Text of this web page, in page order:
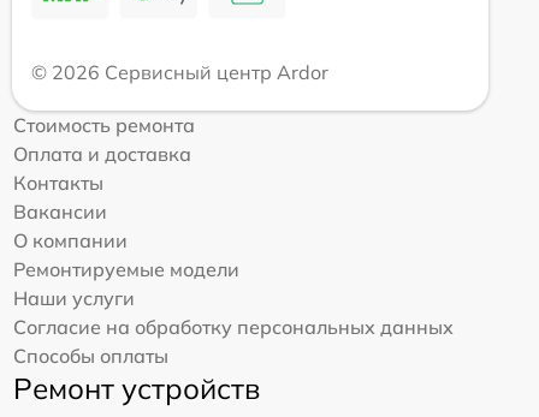
© 2026 Сервисный центр Ardor
Стоимость ремонта
Оплата и доставка
Контакты
Вакансии
О компании
Ремонтируемые модели
Наши услуги
Согласие на обработку персональных данных
Способы оплаты
Ремонт устройств